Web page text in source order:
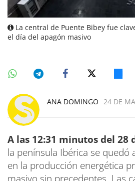
La central de Puente Bibey fue
el día del apagón masivo
ANA DOMINGO 24 DE
A las 12:31 minutos del 28
la península Ibérica se quedó
en la producción energética
masivo sin precedentes. Las